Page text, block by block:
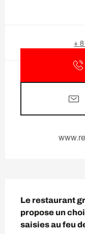
+
Le restaurant
propose un
saisies au feu